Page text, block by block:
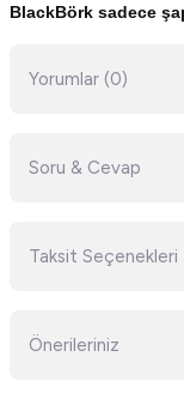
BlackBörk sadece
Yorumlar (0)
Soru & Cevap
Taksit Seçenekleri
Önerileriniz